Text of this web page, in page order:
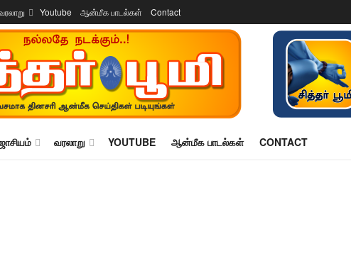
Youtube ஆன்மீக பாடல்கள் Contact
வரலாறு YOUTUBE ஆன்மீக பாடல்கள் CONTACT